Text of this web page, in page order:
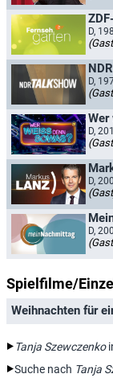
D,
D,
Wer
D,
D,
D,
Spielfilme/
Weihnachten für
Tanja Szewczenko
Suche nach Tanja